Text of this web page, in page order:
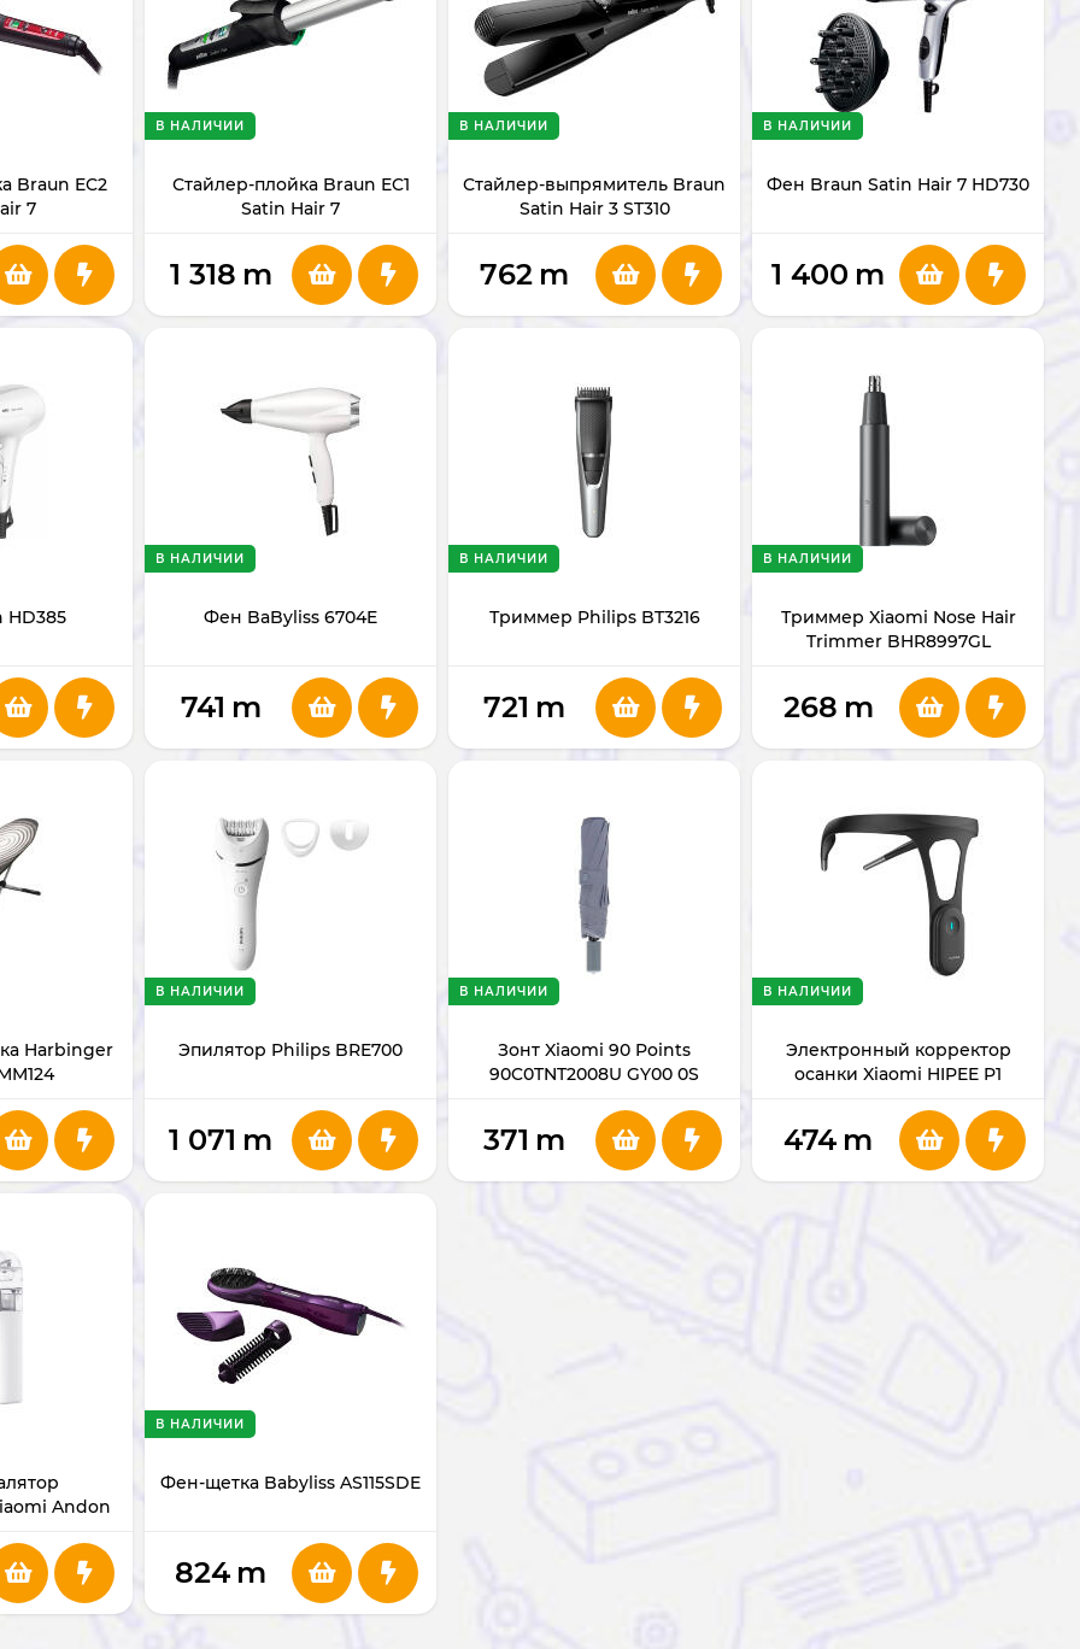
Braun EC2
7
Стайлер-плойка Braun EC1
Satin Hair 7
В НАЛИЧИИ
1 318 m
Стайлер-выпрямитель Braun
Satin Hair 3 ST310
В НАЛИЧИИ
762 m
Фен Braun Satin Hair 7 HD730
В НАЛИЧИИ
1 400 m
Фен BaByliss 6704E
В НАЛИЧИИ
741 m
Триммер Philips BT3216
В НАЛИЧИИ
721 m
Триммер Xiaomi Nose Hair
Trimmer BHR8997GL
В НАЛИЧИИ
268 m
Harbinger
Эпилятор Philips BRE700
В НАЛИЧИИ
1 071 m
Зонт Xiaomi 90 Points
90C0TNT2008U GY00 0S
В НАЛИЧИИ
371 m
Электронный корректор
осанки Xiaomi HIPEE P1
В НАЛИЧИИ
474 m
Andon
Фен-щетка Babyliss AS115SDE
В НАЛИЧИИ
824 m